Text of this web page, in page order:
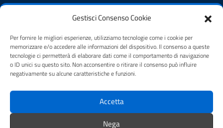
Gestisci Consenso Cookie
Per fornire le migliori esperienze, utilizziamo tecnologie come i cookie per
memorizzare e/o accedere alle informazioni del dispositivo. Il consenso a queste
tecnologie ci permetterà di elaborare dati come il comportamento di navigazione
o ID unici su questo sito. Non acconsentire o ritirare il consenso può influire
negativamente su alcune caratteristiche e funzioni.
Accetta
Nega
Amministrazione Trasparente
Cookie Policy
Informativa privacy
Dichiarazione di accessibilità
Feedback